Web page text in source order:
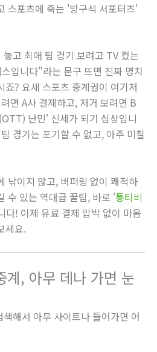
스포츠에 죽는 '방구석 서포터즈'
고 최애 팀 경기 보려고 TV 켰는
입니다"라는 문구 뜨면 진짜 명치
죠? 요새 스포츠 중계권이 여기저
면 A사 결제하고, 저거 보려면 B
난민' 신세가 되기 십상입니
경기는 포기할 수 없고, 아주 미칠
낚이지 않고, 버퍼링 없이 쾌적하
수 있는 역대급 꿀팁, 바로 '통티비
! 이제 유료 결제 압박 없이 마음
세요.
계, 아무 데나 가면 눈
해서 아무 사이트나 들어가면 어